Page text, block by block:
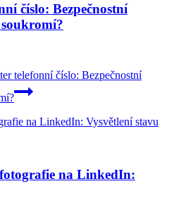
číslo: Bezpečnostní
telefonní číslo: Bezpečnostní
na LinkedIn: